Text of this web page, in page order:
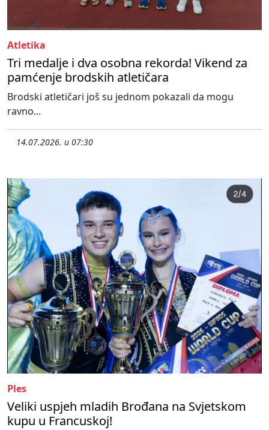
Atletika
Tri medalje i dva osobna rekorda! Vikend za
pamćenje brodskih atletičara
Brodski atletičari još su jednom pokazali da mogu
ravno...
14.07.2026. u 07:30
Ples
Veliki uspjeh mladih Brođana na Svjetskom
kupu u Francuskoj!